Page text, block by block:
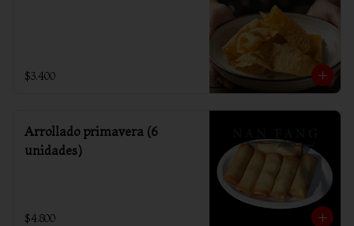
$3.400
Arrollado primavera (6
unidades)
$4.800